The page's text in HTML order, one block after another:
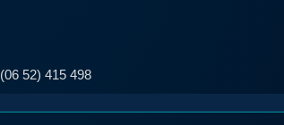
(06 52) 415 498